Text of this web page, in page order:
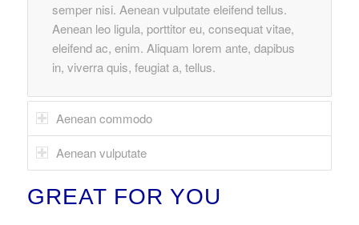
semper nisi. Aenean vulputate eleifend tellus.
Aenean leo ligula, porttitor eu, consequat vitae,
eleifend ac, enim. Aliquam lorem ante, dapibus
in, viverra quis, feugiat a, tellus.
Aenean commodo
Aenean vulputate
GREAT FOR YOU